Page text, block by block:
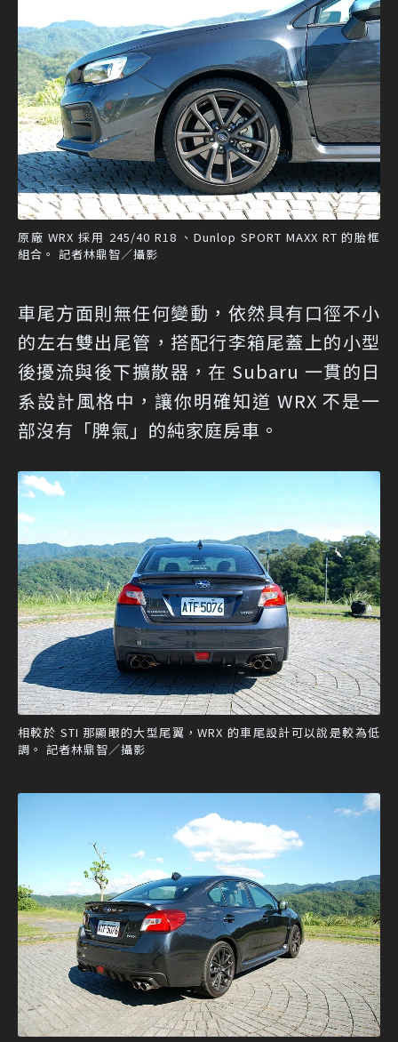
原廠 WRX 採用 245/40 R18 、Dunlop SPORT MAXX RT 的胎框
組合。 記者林鼎智／攝影
車尾方面則無任何變動，依然具有口徑不小
的左右雙出尾管，搭配行李箱尾蓋上的小型
後擾流與後下擴散器，在 Subaru 一貫的日
系設計風格中，讓你明確知道 WRX 不是一
部沒有「脾氣」的純家庭房車。
相較於 STI 那顯眼的大型尾翼，WRX 的車尾設計可以說是較為低
調。 記者林鼎智／攝影